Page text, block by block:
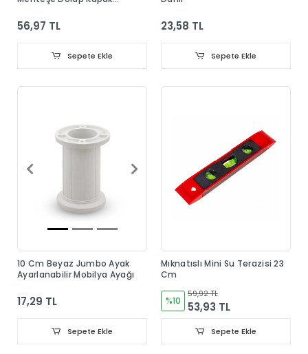
56,97 TL
Sepete Ekle
23,58 TL
Sepete Ekle
10 Cm Beyaz Jumbo Ayak
Ayarlanabilir Mobilya Ayağı
17,29 TL
Sepete Ekle
Mıknatıslı Mini Su Terazisi 23
Cm
%10
59,92 TL
53,93 TL
Sepete Ekle